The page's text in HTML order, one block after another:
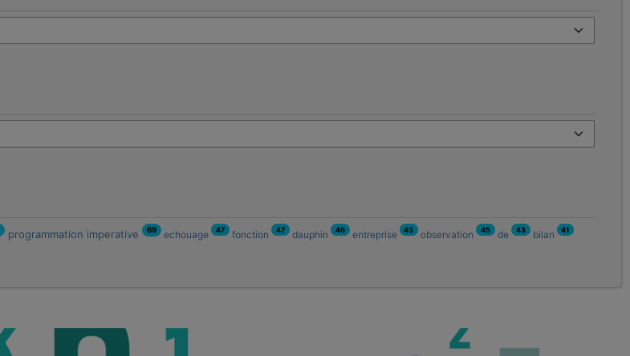
programmation imperative 69 echouage 47 fonction 47 dauphin 46 entreprise 45 observation 45 de 43 bilan 41